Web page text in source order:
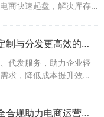
商快速起盘，解决库存
礼品代发网：让企业礼品定制与分发更高效的一站式解决方案
代发服务，助力企业轻
求，降低成本提升效
快递单号购买新选择：安全合规助力电商运营效率提升